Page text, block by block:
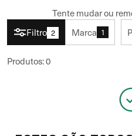
Tente mudar ou
Filtro 2 Marca 1
Produtos:0